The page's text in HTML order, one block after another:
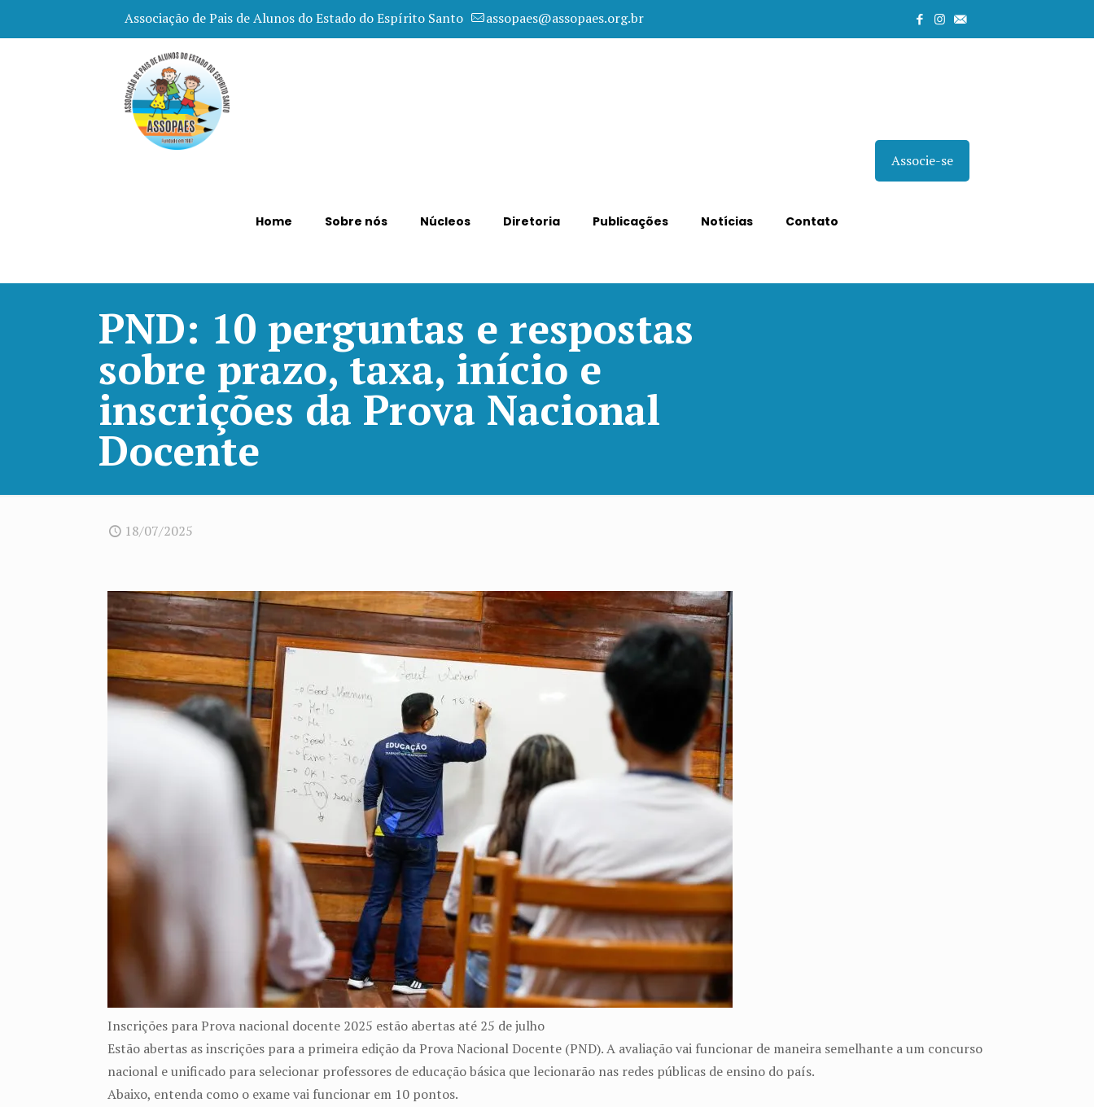
Associação de Pais de Alunos do Estado do Espírito Santo assopaes@assopaes.org.br
Home Sobre nós Núcleos Diretoria Publicações Notícias Contato
Associe-se
PND: 10 perguntas e respostas
sobre prazo, taxa, início e
inscrições da Prova Nacional
Docente
18/07/2025
Inscrições para Prova nacional docente 2025 estão abertas até 25 de julho
Estão abertas as inscrições para a primeira edição da Prova Nacional Docente (PND). A avaliação vai funcionar de maneira semelhante a um concurso
nacional e unificado para selecionar professores de educação básica que lecionarão nas redes públicas de ensino do país.
Abaixo, entenda como o exame vai funcionar em 10 pontos.